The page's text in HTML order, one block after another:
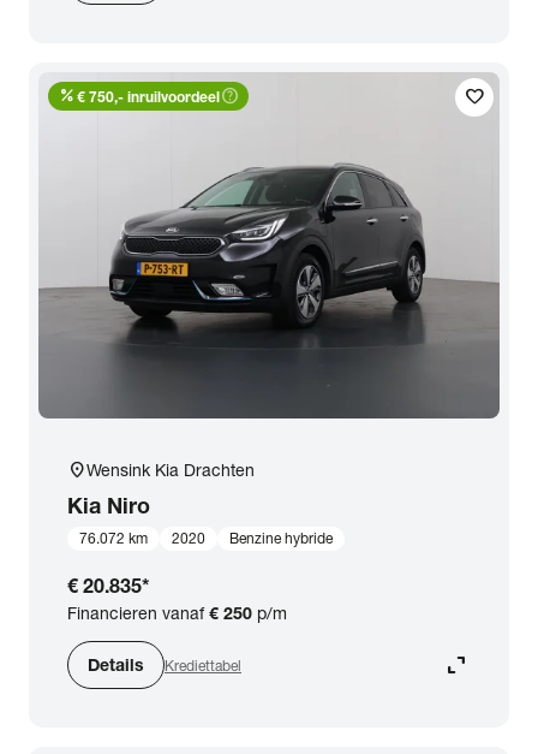
favorite
percent € 750,- inruilvoordeelhelp_outline
location_onWensink Kia Drachten
Kia Niro
76.072 km 2020 Benzine hybride
€ 20.835*
Financieren vanaf€ 250 p/m
Details Krediettabel expand_content